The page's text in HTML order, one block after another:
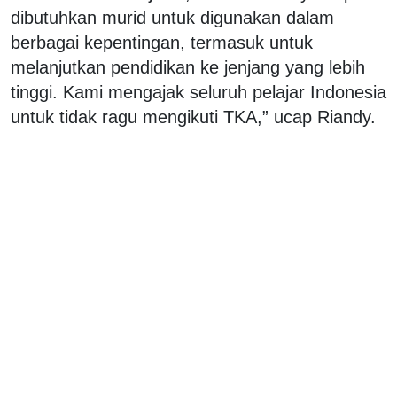
dibutuhkan murid untuk digunakan dalam
berbagai kepentingan, termasuk untuk
melanjutkan pendidikan ke jenjang yang lebih
tinggi. Kami mengajak seluruh pelajar Indonesia
untuk tidak ragu mengikuti TKA,” ucap Riandy.